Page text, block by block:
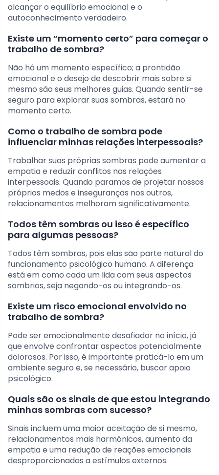
alcançar o equilíbrio emocional e o
autoconhecimento verdadeiro.
Existe um “momento certo” para começar o
trabalho de sombra?
Não há um momento específico; a prontidão
emocional e o desejo de descobrir mais sobre si
mesmo são seus melhores guias. Quando sentir-se
seguro para explorar suas sombras, estará no
momento certo.
Como o trabalho de sombra pode
influenciar minhas relações interpessoais?
Trabalhar suas próprias sombras pode aumentar a
empatia e reduzir conflitos nas relações
interpessoais. Quando paramos de projetar nossos
próprios medos e inseguranças nos outros,
relacionamentos melhoram significativamente.
Todos têm sombras ou isso é específico
para algumas pessoas?
Todos têm sombras, pois elas são parte natural do
funcionamento psicológico humano. A diferença
está em como cada um lida com seus aspectos
sombrios, seja negando-os ou integrando-os.
Existe um risco emocional envolvido no
trabalho de sombra?
Pode ser emocionalmente desafiador no início, já
que envolve confrontar aspectos potencialmente
dolorosos. Por isso, é importante praticá-lo em um
ambiente seguro e, se necessário, buscar apoio
psicológico.
Quais são os sinais de que estou integrando
minhas sombras com sucesso?
Sinais incluem uma maior aceitação de si mesmo,
relacionamentos mais harmônicos, aumento da
empatia e uma redução de reações emocionais
desproporcionadas a estímulos externos.